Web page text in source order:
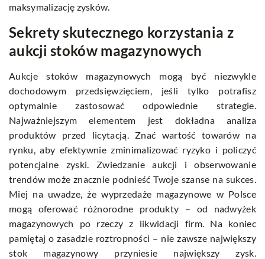
maksymalizację zysków.
Sekrety skutecznego korzystania z
aukcji stoków magazynowych
Aukcje stoków magazynowych mogą być niezwykle
dochodowym przedsięwzięciem, jeśli tylko potrafisz
optymalnie zastosować odpowiednie strategie.
Najważniejszym elementem jest dokładna analiza
produktów przed licytacją. Znać wartość towarów na
rynku, aby efektywnie zminimalizować ryzyko i policzyć
potencjalne zyski. Zwiedzanie aukcji i obserwowanie
trendów może znacznie podnieść Twoje szanse na sukces.
Miej na uwadze, żewyprzedaże magazynowe w Polsce
mogą oferować różnorodne produkty – od nadwyżek
magazynowych po rzeczy z likwidacji firm. Na koniec
pamiętaj o zasadzie roztropności – nie zawsze największy
stok magazynowy przyniesie największy zysk.